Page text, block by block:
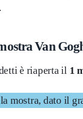
Van
è riaperta il 1
mostra, dato il